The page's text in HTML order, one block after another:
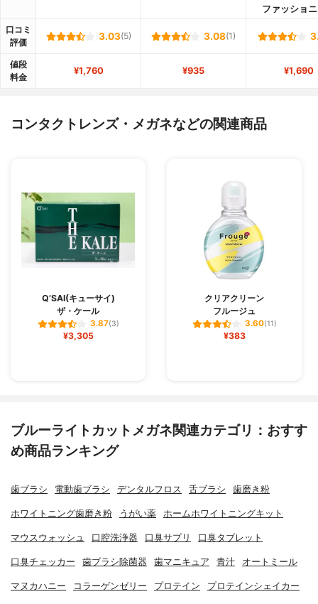
ファッショ
口コミ
評価
3.03(5) 3.08(1)
値段
料金
¥1,760 ¥935 ¥1,690
コンタクトレンズ・メガネなどの関連商品
Q’SAI(キューサイ)
ザ・ケール
3.87(3)
¥3,305
クリアクリーン
フルージュ
3.60(11)
¥383
ブルーライトカットメガネ関連カテゴリ：おすす
め商品ランキング
歯ブラシ 電動歯ブラシ デンタルフロス 舌ブラシ 歯磨き粉
ホワイトニング歯磨き粉 うがい薬 ホームホワイトニングキット
マウスウォッシュ 口腔洗浄器 口臭サプリ 口臭タブレット
口臭チェッカー 歯ブラシ除菌器 歯マニキュア 青汁 オートミール
マヌカハニー コラーゲンゼリー プロテイン プロテインシェイカー